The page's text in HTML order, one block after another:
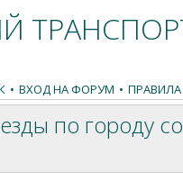
• ВХОД НА ФОРУМ •
по городу